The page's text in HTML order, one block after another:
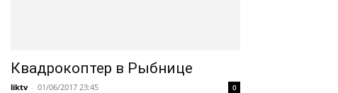
Квадрокоптер в Рыбнице
liktv - 01/06/2017 23:45 0